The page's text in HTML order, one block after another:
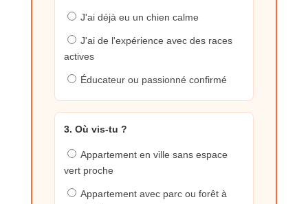
J'ai déjà eu un chien calme
J'ai de l'expérience avec des races
actives
Éducateur ou passionné confirmé
3. Où vis-tu ?
Appartement en ville sans espace
vert proche
Appartement avec parc ou forêt à